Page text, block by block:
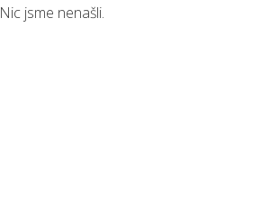
Nic jsme nenašli.